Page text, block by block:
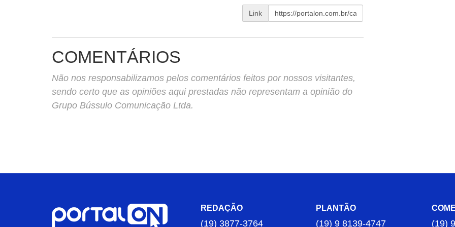
Link
COMENTÁRIOS
Não nos responsabilizamos pelos comentários feitos por nossos visitantes,
sendo certo que as opiniões aqui prestadas não representam a opinião do
Grupo Bússulo Comunicação Ltda.
REDAÇÃO
(19) 3877-3764
PLANTÃO
(19) 9 8139-4747 (19)